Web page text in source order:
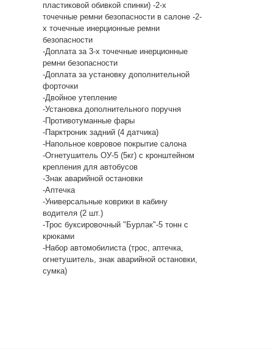
пластиковой обивкой спинки) -2-х
точечные ремни безопасности в салоне -2-
х точечные инерционные ремни
безопасности
-Доплата за 3-х точечные инерционные
ремни безопасности
-Доплата за установку дополнительной
форточки
-Двойное утепление
-Установка дополнительного поручня
-Противотуманные фары
-Парктроник задний (4 датчика)
-Напольное ковровое покрытие салона
-Огнетушитель ОУ-5 (5кг) с кронштейном
крепления для автобусов
-Знак аварийной остановки
-Аптечка
-Универсальные коврики в кабину
водителя (2 шт.)
-Трос буксировочный "Бурлак"-5 тонн с
крюками
-Набор автомобилиста (трос, аптечка,
огнетушитель, знак аварийной остановки,
сумка)